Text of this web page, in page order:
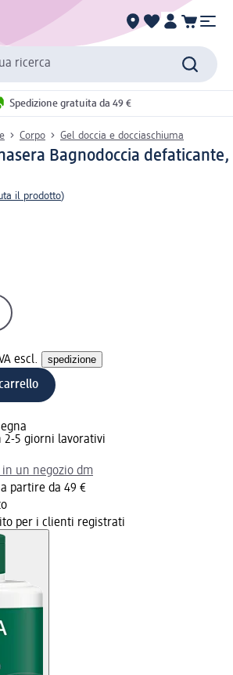
ricerca
Spedizione gratuita da 49 €
Corpo Gel doccia e docciaschiuma
Bagnodoccia defaticante,
il prodotto)
escl. spedizione
2-5 giorni lavorativi
un negozio dm
partire da 49 €
per i clienti registrati